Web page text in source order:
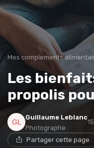
Mes complements
Les
propolis
Guillaume Leblanc
Photographe
Partager cette page